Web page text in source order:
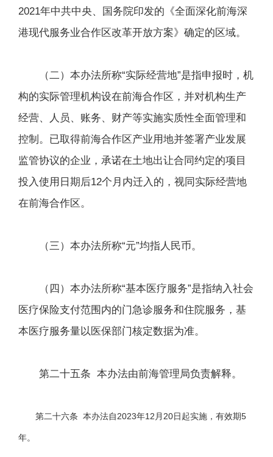
2021年中共中央、国务院印发的《全面深化前海深
港现代服务业合作区改革开放方案》确定的区域。
（二）本办法所称“实际经营地”是指申报时，机
构的实际管理机构设在前海合作区，并对机构生产
经营、人员、账务、财产等实施实质性全面管理和
控制。已取得前海合作区产业用地并签署产业发展
监管协议的企业，承诺在土地出让合同约定的项目
投入使用日期后12个月内迁入的，视同实际经营地
在前海合作区。
（三）本办法所称“元”均指人民币。
（四）本办法所称“基本医疗服务”是指纳入社会
医疗保险支付范围内的门急诊服务和住院服务，基
本医疗服务量以医保部门核定数据为准。
第二十五条 本办法由前海管理局负责解释。
第二十六条 本办法自2023年12月20日起实施，有效期5
年。